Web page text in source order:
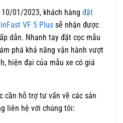
01/2023, khách hàng đặt
VF 5 Plus sẽ nhận được
dẫn. Nhanh tay đặt cọc mẫu
phá khả năng vận hành vượt
hiện đại của mẫu xe có giá
cần hỗ trợ tư vấn về các sản
liên hệ với chúng tôi: